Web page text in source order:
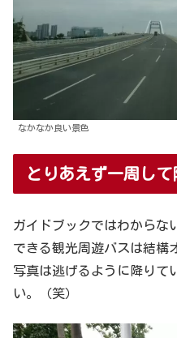
なかなか良い景色
とりあえず一周して
ガイドブックではわからな
できる観光周遊バスは結構
写真は逃げるように降りて
い。（笑）